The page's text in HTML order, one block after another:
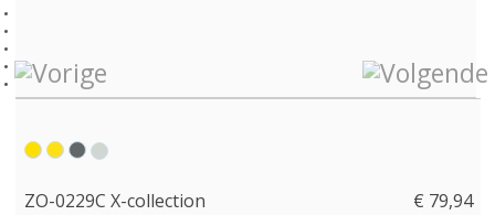
ZO-0229C X-collection € 79,94